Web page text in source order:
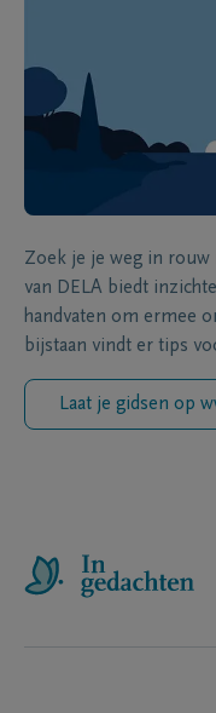
Zoek je je weg in
van DELA biedt
handvaten om ermee
bijstaan vindt er tips
Laat je gidsen op